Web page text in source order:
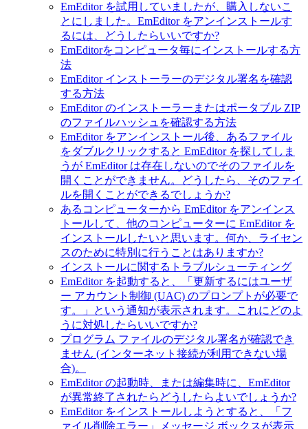
EmEditor を試用していましたが、購入しないこ
とにしました。EmEditor をアンインストールす
るには、どうしたらいいですか?
EmEditorをコンピュータ毎にインストールする方
法
EmEditor インストーラーのデジタル署名を確認
する方法
EmEditor のインストーラーまたはポータブル ZIP
のファイルハッシュを確認する方法
EmEditor をアンインストール後、あるファイル
をダブルクリックすると EmEditor を探してしま
うが EmEditor は存在しないのでそのファイルを
開くことができません。どうしたら、そのファイ
ルを開くことができるでしょうか?
あるコンピューターから EmEditor をアンインス
トールして、他のコンピューターに EmEditor を
インストールしたいと思います。何か、ライセン
スのために特別に行うことはありますか?
インストールに関するトラブルシューティング
EmEditor を起動すると、「更新するにはユーザ
ー アカウント制御 (UAC) のプロンプトが必要で
す。」という通知が表示されます。これにどのよ
うに対処したらいいですか?
プログラム ファイルのデジタル署名が確認でき
ません (インターネット接続が利用できない場
合)。
EmEditor の起動時、または編集時に、EmEditor
が異常終了されたらどうしたらよいでしょうか?
EmEditor をインストールしようとすると、「フ
ァイル削除エラー」メッセージ ボックスが表示